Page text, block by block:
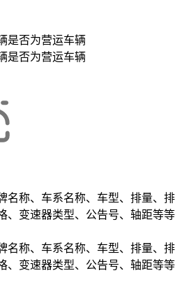
是否为营运车辆
是否为营运车辆
名称、车系名称、车型、排量、排
、变速器类型、公告号、轴距等等
名称、车系名称、车型、排量、排
、变速器类型、公告号、轴距等等